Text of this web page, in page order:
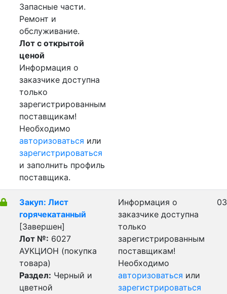
Запасные части.
Ремонт и
обслуживание.
Лот с открытой
ценой
Информация о
заказчике доступна
только
зарегистрированным
поставщикам!
Необходимо
авторизоваться или
зарегистрироваться
и заполнить профиль
поставщика.
Закуп: Лист
горячекатанный
[Завершен]
Лот №: 6027
АУКЦИОН (покупка
товара)
Раздел: Черный и
цветной
Информация о
заказчике доступна
только
зарегистрированным
поставщикам!
Необходимо
авторизоваться или
зарегистрироваться